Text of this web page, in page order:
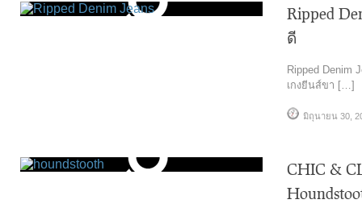
Ripped
ดี
Ripped Denim
เกงยีนส์ขา […]
มิถุนายน 30,
CHIC &